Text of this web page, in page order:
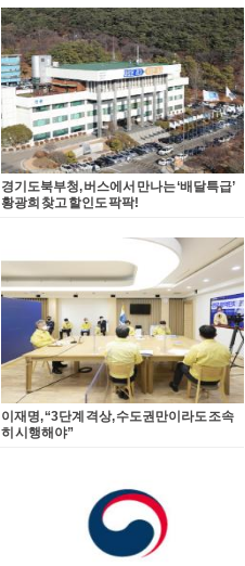
경기도북부청, 버스에서 만나는 ‘배달특급’
황광희 찾고 할인도 팍팍!
이재명, “3단계 격상, 수도권만이라도 조속
히 시행해야”